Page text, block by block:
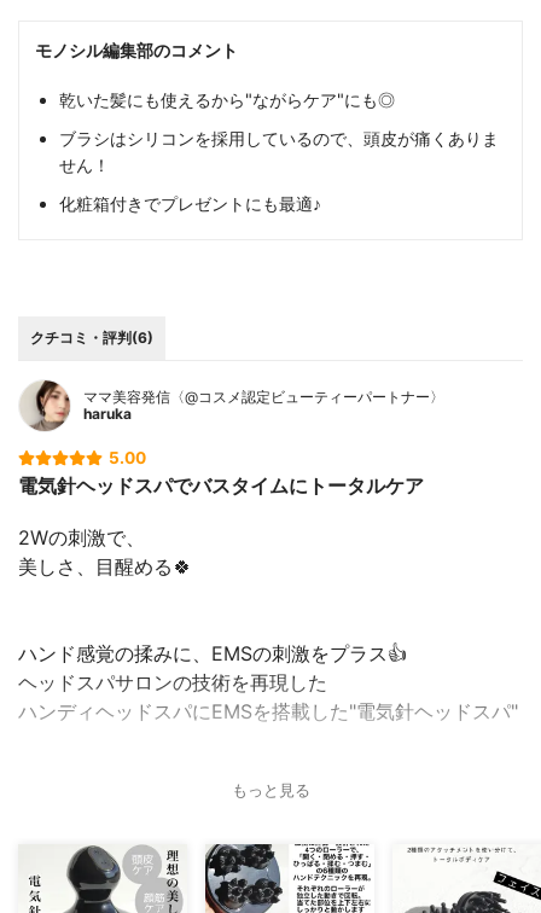
モノシル編集部のコメント
乾いた髪にも使えるから"ながらケア"にも◎
ブラシはシリコンを採用しているので、頭皮が痛くありま
せん！
化粧箱付きでプレゼントにも最適♪
クチコミ・評判(6)
ママ美容発信〈@コスメ認定ビューティーパートナー〉
haruka
5.00
電気針ヘッドスパでバスタイムにトータルケア
2Wの刺激で、
美しさ、目醒める🍀
ハンド感覚の揉みに、EMSの刺激をプラス👍
ヘッドスパサロンの技術を再現した
ハンディヘッドスパにEMSを搭載した"電気針ヘッドスパ"
私はスキンケアと一緒で頭皮マッサージは毎日してます✨
もっと見る